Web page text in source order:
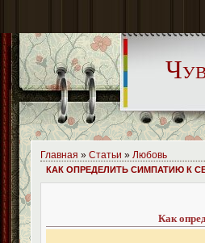
Главная » Статьи » Любовь
КАК ОПРЕДЕЛИТЬ СИМПАТИЮ К
Как